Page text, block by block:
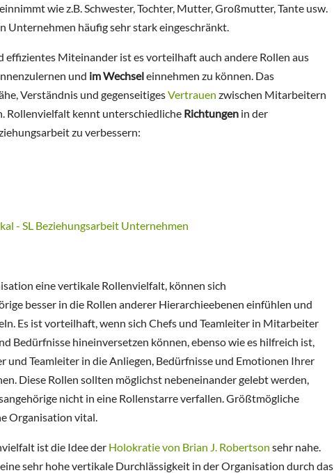
wie z.B. Schwester, Tochter, Mutter, Großmutter, Tante usw.
Unternehmen häufig sehr stark eingeschränkt.
effizientes Miteinander ist es vorteilhaft auch andere Rollen aus
und im Wechseleinnehmen zu können. Das
Verständnis und gegenseitigesVertrauen zwischen Mitarbeitern
Rollenvielfalt kennt unterschiedliche Richtungen in der
zu verbessern:
eine vertikale Rollenvielfalt, können sich
besser in die Rollen anderer Hierarchieebenen einfühlen und
Es ist vorteilhaft, wenn sich Chefs und Teamleiter in Mitarbeiter
Bedürfnisse hineinversetzen können, ebenso wie es hilfreich ist,
und Teamleiter in die Anliegen, Bedürfnisse und Emotionen Ihrer
Diese Rollen sollten möglichst nebeneinander gelebt werden,
nicht in eine Rollenstarre verfallen. Größtmögliche
Organisation vital.
ist die Idee der Holokratie von Brian J. Robertson sehr nahe.
sehr hohe vertikale Durchlässigkeit in der Organisation durch das